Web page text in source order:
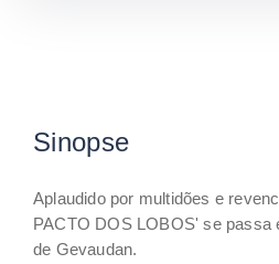
Sinopse
Aplaudido por multidões e
PACTO DOS LOBOS' se passa
de Gevaudan.